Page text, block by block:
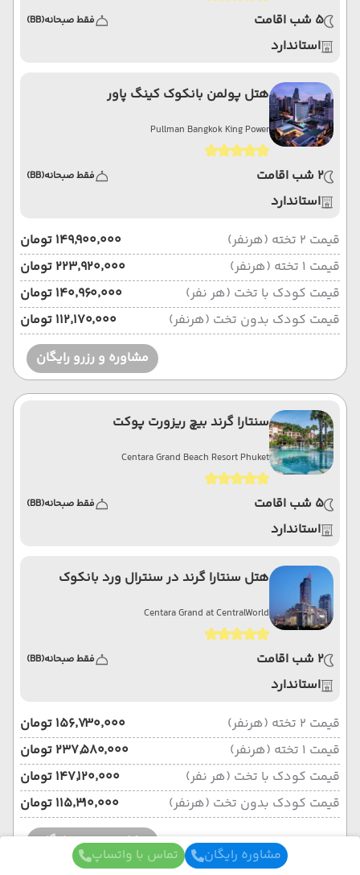
5 شب اقامت فقط صبحانه(BB)
استاندارد
هتل پولمن بانکوک کینگ پاور
Pullman Bangkok King Power
2 شب اقامت فقط صبحانه(BB)
استاندارد
قیمت 2 تخته (هرنفر)
۱۴۹٬۹۰۰٬۰۰۰ تومان
قیمت 1 تخته (هرنفر)
۲۲۳٬۹۲۰٬۰۰۰ تومان
قیمت کودک با تخت (هر نفر)
۱۴۰٬۹۶۰٬۰۰۰ تومان
قیمت کودک بدون تخت (هرنفر)
۱۱۲٬۱۷۰٬۰۰۰ تومان
مشاوره و رزرو رایگان
سنتارا گرند بیچ ریزورت پوکت
Centara Grand Beach Resort Phuket
5 شب اقامت فقط صبحانه(BB)
استاندارد
هتل سنتارا گرند در سنترال ورد بانکوک
Centara Grand at CentralWorld
2 شب اقامت فقط صبحانه(BB)
استاندارد
قیمت 2 تخته (هرنفر)
۱۵۶٬۷۳۰٬۰۰۰ تومان
قیمت 1 تخته (هرنفر)
۲۳۷٬۵۸۰٬۰۰۰ تومان
قیمت کودک با تخت (هر نفر)
۱۴۷٬۱۲۰٬۰۰۰ تومان
قیمت کودک بدون تخت (هرنفر)
۱۱۵٬۳۱۰٬۰۰۰ تومان
مشاوره و رزرو رایگان
مشاوره رایگان تماس با واتساپ